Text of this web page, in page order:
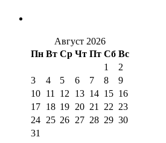
Август 2026
Пн Вт Ср Чт Пт Сб Вс
1
2
3
4 5 6 7 8
9
10 11 12 13 14 15 16
17 18 19 20 21 22 23
24 25 26 27 28 29 30
31